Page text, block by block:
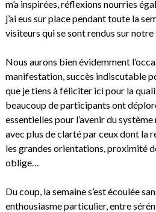
m’a inspirées, réflexions nourries
j’ai eus sur place pendant toute la
visiteurs qui se sont rendus sur notre
Nous aurons bien évidemment
manifestation, succès indiscutable
que je tiens à féliciter ici pour la
beaucoup de participants ont
essentielles pour l’avenir du système
avec plus de clarté par ceux dont la
les grandes orientations, proximité
oblige…
Du coup, la semaine s’est écoulée
enthousiasme particulier, entre